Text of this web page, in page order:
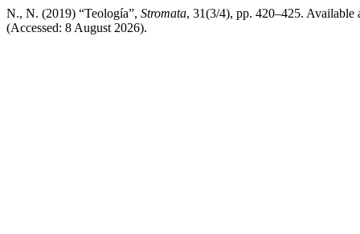
N., N. (2019) “Teología”, Stromata, 31(3/4), pp. 420–425. Available
(Accessed: 8 August 2026).